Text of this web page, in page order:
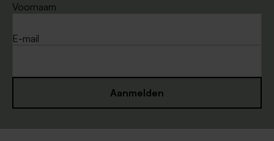
Voornaam
E-mail
Aanmelden